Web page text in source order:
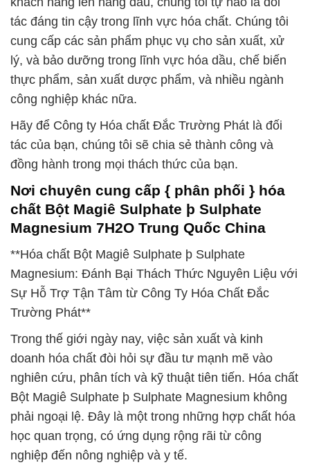
tác đáng tin cậy trong lĩnh vực hóa chất. Chúng tôi
cung cấp các sản phẩm phục vụ cho sản xuất, xử
lý, và bảo dưỡng trong lĩnh vực hóa dầu, chế biến
thực phẩm, sản xuất dược phẩm, và nhiều ngành
công nghiệp khác nữa.
Hãy để Công ty Hóa chất Đắc Trường Phát là đối
tác của bạn, chúng tôi sẽ chia sẻ thành công và
đồng hành trong mọi thách thức của bạn.
Nơi chuyên cung cấp { phân phối } hóa
chất Bột Magiê Sulphate þ Sulphate
Magnesium 7H2O Trung Quốc China
**Hóa chất Bột Magiê Sulphate þ Sulphate
Magnesium: Đánh Bại Thách Thức Nguyên Liệu với
Sự Hỗ Trợ Tận Tâm từ Công Ty Hóa Chất Đắc
Trường Phát**
Trong thế giới ngày nay, việc sản xuất và kinh
doanh hóa chất đòi hỏi sự đầu tư mạnh mẽ vào
nghiên cứu, phân tích và kỹ thuật tiên tiến. Hóa chất
Bột Magiê Sulphate þ Sulphate Magnesium không
phải ngoại lệ. Đây là một trong những hợp chất hóa
học quan trọng, có ứng dụng rộng rãi từ công
nghiệp đến nông nghiệp và y tế.